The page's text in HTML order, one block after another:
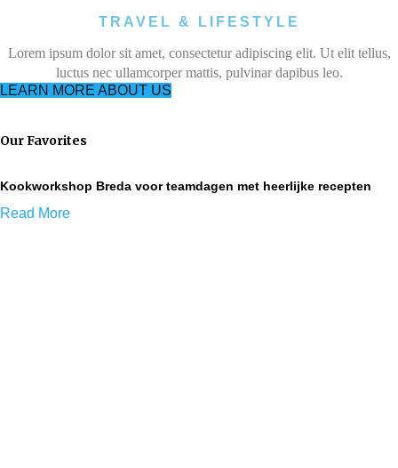
TRAVEL & LIFESTYLE
Lorem ipsum dolor sit amet, consectetur adipiscing elit. Ut elit tellus,
luctus nec ullamcorper mattis, pulvinar dapibus leo.
LEARN MORE ABOUT US
Our Favorites
Kookworkshop Breda voor teamdagen met heerlijke recepten
Read More